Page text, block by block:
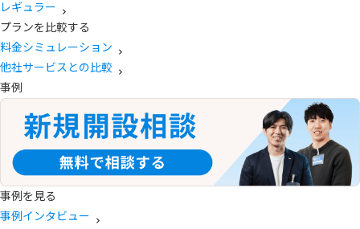
レギュラー
プランを比較する
料金シミュレーション
他社サービスとの比較
事例
事例を見る
事例インタビュー